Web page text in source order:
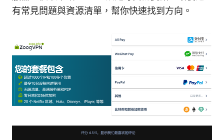
有常見問題與資源清單，幫你快速找到方向。